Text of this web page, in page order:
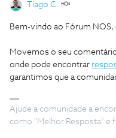
Tiago C.
Bem-vindo ao Fórum NOS,
Movemos o seu
onde pode encontrar
garantimos que a
Ajude a comunidade a
como "Melhor Resposta" e